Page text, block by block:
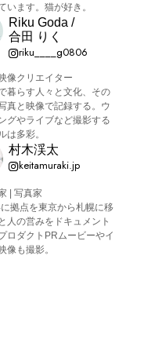
います。猫が好き。
Riku Goda /
合田 りく
riku____g0806
像クリエイター
暮らす人々と文化、その
真と映像で記録する。ウ
グやライブなど撮影する
は多彩。
村木渓太
keitamuraki.jp
| 写真家
拠点を東京から札幌に移
人の営みをドキュメント
ロダクトPRムービーやイ
像も撮影。